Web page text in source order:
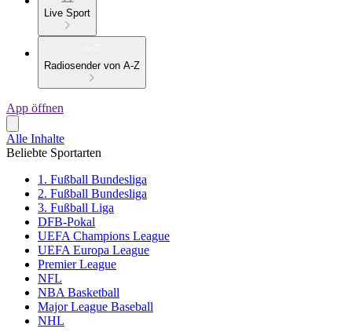
Live Sport
Radiosender von A-Z
App öffnen
Alle Inhalte
Beliebte Sportarten
1. Fußball Bundesliga
2. Fußball Bundesliga
3. Fußball Liga
DFB-Pokal
UEFA Champions League
UEFA Europa League
Premier League
NFL
NBA Basketball
Major League Baseball
NHL